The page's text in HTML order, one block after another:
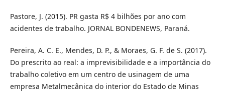
Pastore, J. (2015). PR gasta R$ 4 bilhões por ano com
acidentes de trabalho. JORNAL BONDENEWS, Paraná.
Pereira, A. C. E., Mendes, D. P., & Moraes, G. F. de S. (2017).
Do prescrito ao real: a imprevisibilidade e a importância do
trabalho coletivo em um centro de usinagem de uma
empresa Metalmecânica do interior do Estado de Minas